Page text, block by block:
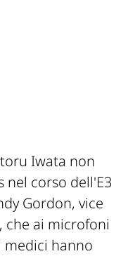
Iwata non
nel corso dell'E3
Gordon, vice
che ai microfoni
medici hanno